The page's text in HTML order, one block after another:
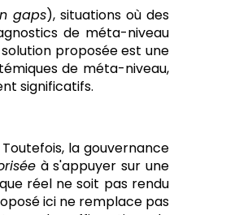
gaps), situations où des
de méta-niveau
proposée est une
de méta-niveau,
significatifs.
la gouvernance
à s'appuyer sur une
réel ne soit pas rendu
ici ne remplace pas